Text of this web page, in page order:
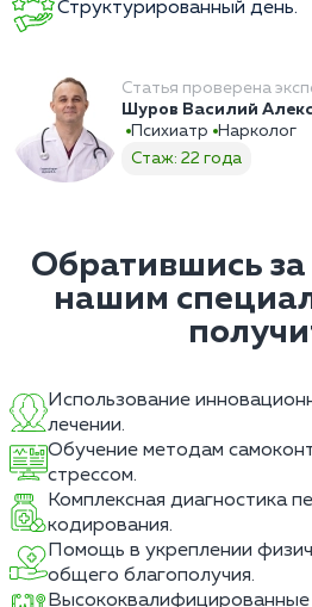
Структурированный день.
Статья проверена
Шуров Василий
Психиатр
Нарколог
Стаж: 22 года
Обратившись
нашим
Использование
лечении.
Обучение методам
стрессом.
Комплексная диагностика
кодирования.
Помощь в укреплении
общего благополучия.